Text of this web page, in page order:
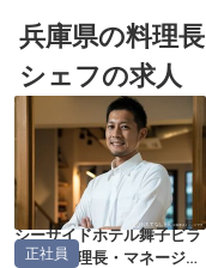
兵庫県の料理
シェフの求人
シーサイドホテル舞子ビラ
神戸（料理長・マネージャ
正社員